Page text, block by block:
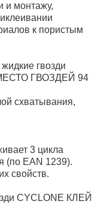
и монтажу,
к пористым
гвозди
ГВОЗДЕЙ 94
схватывания,
3 цикла
(по EAN 1239).
свойств.
CYCLONE КЛЕЙ